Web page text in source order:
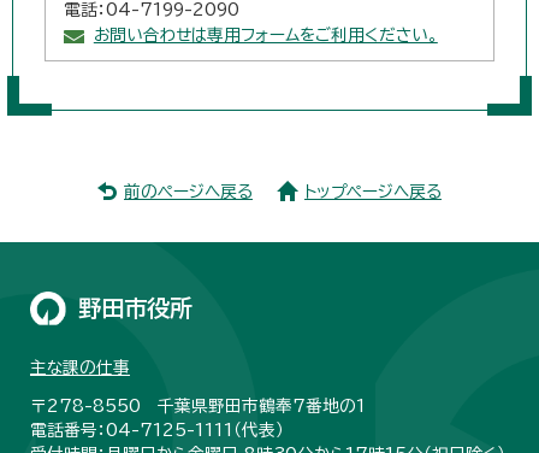
電話：04-7199-2090
お問い合わせは専用フォームをご利用ください。
前のページへ戻る トップページへ戻る
野田市役所
主な課の仕事
〒278-8550 千葉県野田市鶴奉7番地の1
電話番号：04-7125-1111（代表）